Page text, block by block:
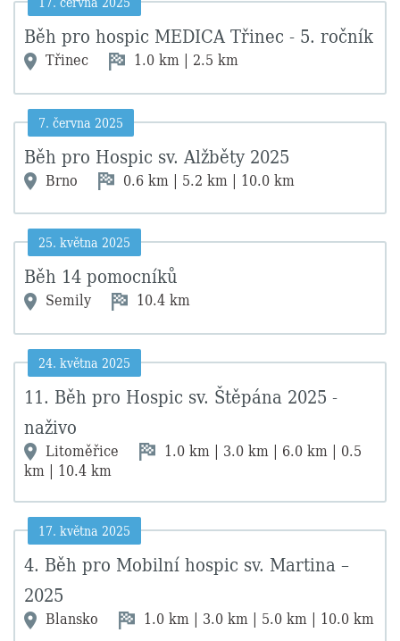
Běh pro hospic MEDICA Třinec - 5. ročník
Třinec 1.0 km | 2.5 km
7. června 2025
Běh pro Hospic sv. Alžběty 2025
Brno 0.6 km | 5.2 km | 10.0 km
25. května 2025
Běh 14 pomocníků
Semily 10.4 km
24. května 2025
11. Běh pro Hospic sv. Štěpána 2025 -
naživo
Litoměřice
1.0 km | 3.0 km | 6.0 km | 0.5
km | 10.4 km
17. května 2025
4. Běh pro Mobilní hospic sv. Martina –
2025
Blansko 1.0 km | 3.0 km | 5.0 km | 10.0 km